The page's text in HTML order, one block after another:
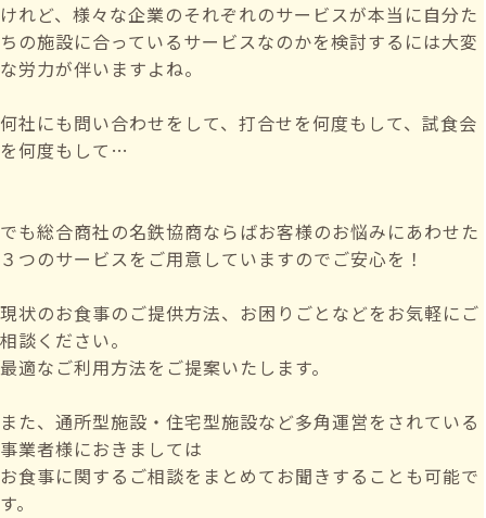
けれど、様々な企業のそれぞれのサービスが本当に自分た
ちの施設に合っているサービスなのかを検討するには大変
な労力が伴いますよね。
何社にも問い合わせをして、打合せを何度もして、試食会
を何度もして…
でも総合商社の名鉄協商ならばお客様のお悩みにあわせた
３つのサービスをご用意していますのでご安心を！
現状のお食事のご提供方法、お困りごとなどをお気軽にご
相談ください。
最適なご利用方法をご提案いたします。
また、通所型施設・住宅型施設など多角運営をされている
事業者様におきましては
お食事に関するご相談をまとめてお聞きすることも可能で
す。